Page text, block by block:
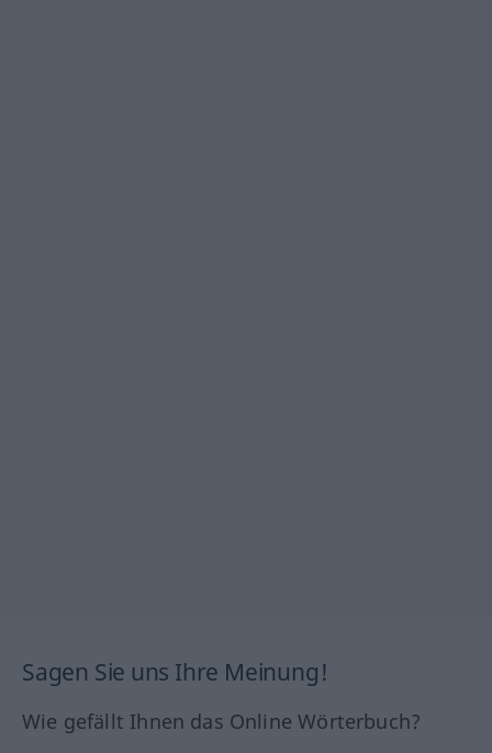
Sagen Sie uns Ihre Meinung!
Wie gefällt Ihnen das Online Wörterbuch?